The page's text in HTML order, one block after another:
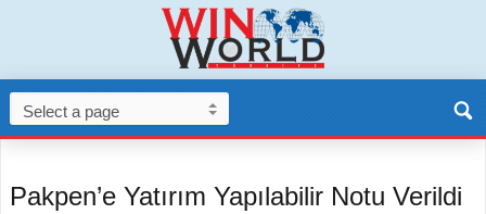
Pakpen’e Yatırım Yapılabilir Notu Verildi